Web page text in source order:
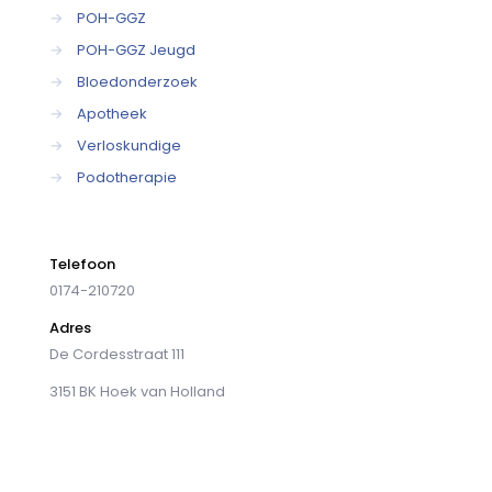
→
POH-GGZ
→
POH-GGZ Jeugd
→
Bloedonderzoek
→
Apotheek
→
Verloskundige
→
Podotherapie
Telefoon
0174-210720
Adres
De Cordesstraat 111
3151 BK Hoek van Holland